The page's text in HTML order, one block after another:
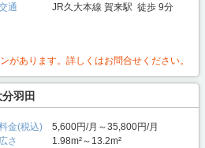
通
JR久大本線 賀来駅 徒歩 9分
があります。詳しくはお問合せください。
羽田
金(税込)
5,600円/月～35,800円/月
広さ
1.98m²～13.2m²